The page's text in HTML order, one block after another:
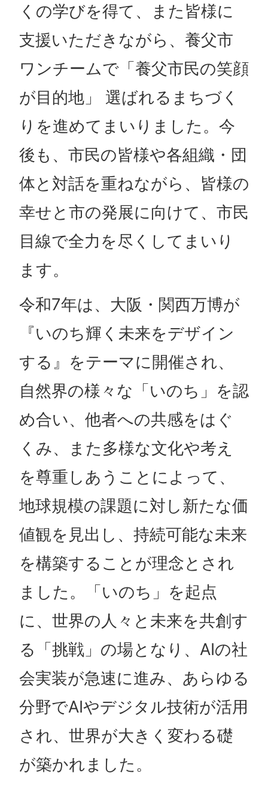
くの学びを得て、また皆様に
支援いただきながら、養父市
ワンチームで「養父市民の笑顔
が目的地」 選ばれるまちづく
りを進めてまいりました。今
後も、市民の皆様や各組織・団
体と対話を重ねながら、皆様の
幸せと市の発展に向けて、市民
目線で全力を尽くしてまいり
ます。
令和7年は、大阪・関西万博が
『いのち輝く未来をデザイン
する』をテーマに開催され、
自然界の様々な「いのち」を認
め合い、他者への共感をはぐ
くみ、また多様な文化や考え
を尊重しあうことによって、
地球規模の課題に対し新たな価
値観を見出し、持続可能な未来
を構築することが理念とされ
ました。「いのち」を起点
に、世界の人々と未来を共創す
る「挑戦」の場となり、AIの社
会実装が急速に進み、あらゆる
分野でAIやデジタル技術が活用
され、世界が大きく変わる礎
が築かれました。